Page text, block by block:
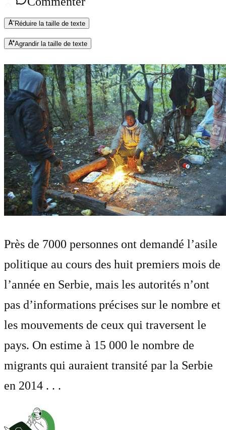
Réduire la taille de texte
Agrandir la taille de texte
Près de 7000 personnes ont demandé l’asile
politique au cours des huit premiers mois de
l’année en Serbie, mais les autorités n’ont
pas d’informations précises sur le nombre et
les mouvements de ceux qui traversent le
pays. On estime à 15 000 le nombre de
migrants qui auraient transité par la Serbie
en 2014 . . .